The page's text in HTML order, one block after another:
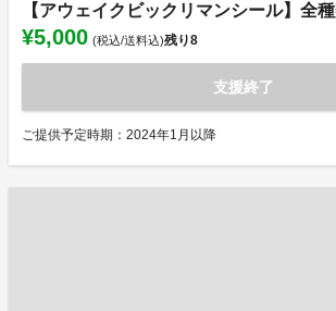
【アウェイクビックリマンシール】全種
¥5,000 (税込/送料込)残り8
支援終了
ご提供予定時期：2024年1月以降